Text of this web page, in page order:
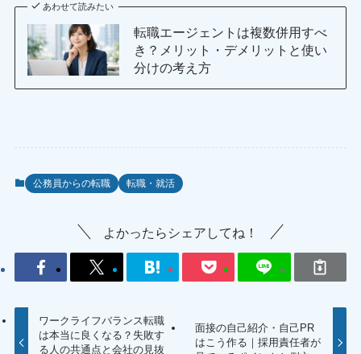
あわせて読みたい
転職エージェントは複数併用すべ
き？メリット・デメリットと使い
分けの考え方
公務員からの転職 転職・就活
よかったらシェアしてね！
ワークライフバランス転職
は本当に良くなる？失敗す
る人の共通点と会社の見抜
面接の自己紹介・自己PR
はこう作る｜採用責任者が